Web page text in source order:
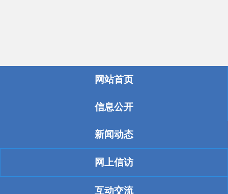
网站首页
信息公开
新闻动态
网上信访
互动交流